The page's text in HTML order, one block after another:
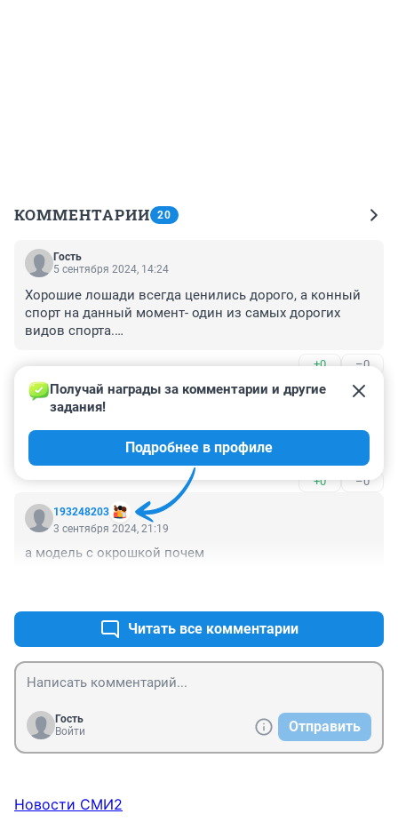
КОММЕНТАРИИ 20
Гость
5 сентября 2024, 14:24
Хорошие лошади всегда ценились дорого, а конный
спорт на данный момент- один из самых дорогих
видов спорта.
и дорого. Купить лошадь можно за 100 тыс.р, а можно
и за 100 тысяч евро, смотря какую и для каких целей,
как и машину, например.
+0 –0
Гость
3 сентября 2024, 22:48
Большой наплыв покупателей... И коня никто не
+0 –0
193248203
Получай награды за комментарии и другие
задания!
Подробнее в профиле
3 сентября 2024, 21:19
а модель с окрошкой почем
Читать все комментарии
Гость
Войти
Отправить
Новости СМИ2